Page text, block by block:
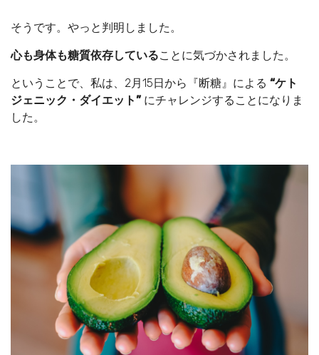
そうです。やっと判明しました。
心も身体も糖質依存していることに気づかされました。
ということで、私は、2月15日から『断糖』による “ケト
ジェニック・ダイエット” にチャレンジすることになりま
した。